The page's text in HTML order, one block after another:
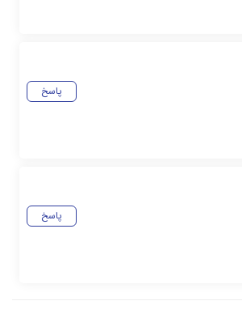
پاسخ
پاسخ